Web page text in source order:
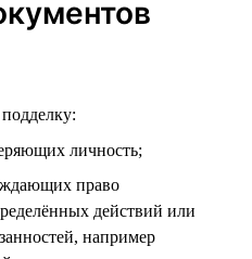
личность;
право
действий или
например